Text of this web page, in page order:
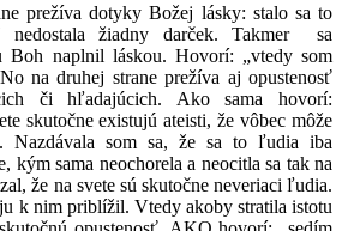
prežíva dotyky Božej lásky: stalo sa to
žiadny darček. Takmer sa
Boh naplnil láskou. Hovorí: „vtedy som
na druhej strane prežíva aj opustenosť
či hľadajúcich. Ako sama hovorí:
skutočne existujú ateisti, že vôbec môže
Nazdávala som sa, že sa to ľudia iba
kým sama neochorela a neocitla sa tak na
že na svete sú skutočne neveriaci ľudia.
k nim priblížil. Vtedy akoby stratila istotu